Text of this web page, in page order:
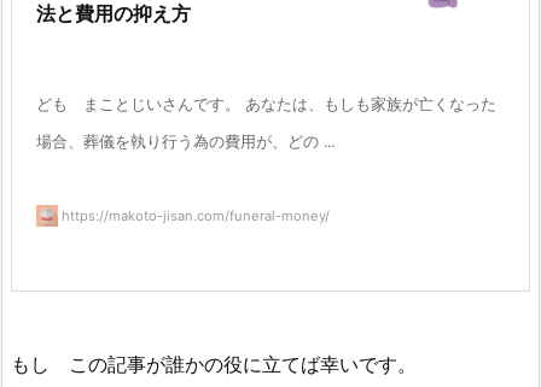
法と費用の抑え方
ども まことじいさんです。 あなたは、もしも家族が亡くなった
場合、葬儀を執り行う為の費用が、どの ...
https://makoto-jisan.com/funeral-money/
もし この記事が誰かの役に立てば幸いです。